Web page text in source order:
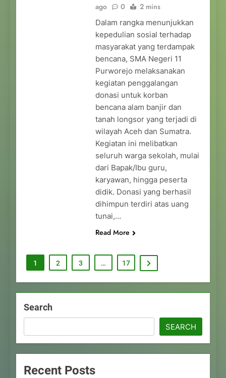
ago
0 2 mins
Dalam rangka menunjukkan
kepedulian sosial terhadap
masyarakat yang terdampak
bencana, SMA Negeri 11
Purworejo melaksanakan
kegiatan penggalangan
donasi untuk korban
bencana alam banjir dan
tanah longsor yang terjadi di
wilayah Aceh dan Sumatra.
Kegiatan ini melibatkan
seluruh warga sekolah, mulai
dari Bapak/Ibu guru,
karyawan, hingga peserta
didik. Donasi yang berhasil
dihimpun terdiri atas uang
tunai,…
Read More
1 2 3 … 17
Search
SEARCH
Recent Posts